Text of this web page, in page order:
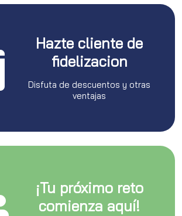
Hazte cliente de
fidelizacion
Disfuta de descuentos y otras
ventajas
¡Tu próximo reto
comienza aquí!